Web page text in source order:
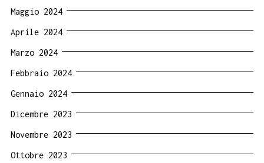
Maggio 2024
Aprile 2024
Marzo 2024
Febbraio 2024
Gennaio 2024
Dicembre 2023
Novembre 2023
Ottobre 2023